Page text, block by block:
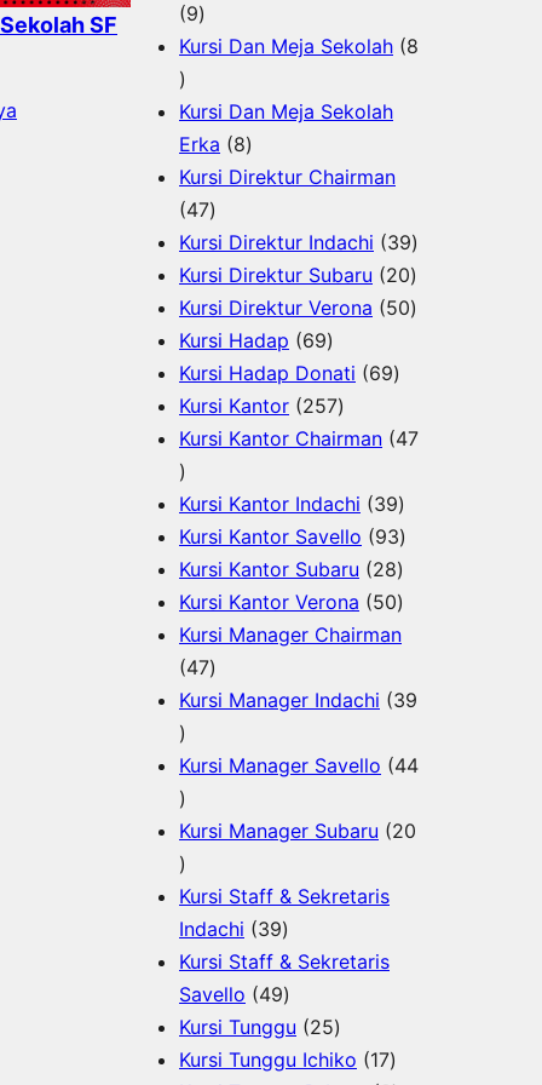
SF
k
u
d
k
o
u
99
P
o
d
u
k
Kursi Dan Meja Sekolah 8
8
P
r
o
d
u
k
Kursi Dan Meja Sekolah
Erka
88
P
o
d
u
k
Kursi Direktur Chairman
474
7
P
r
o
d
u
k
Kursi Direktur Indachi 393
9
P
u
Kursi Direktur Subaru 202
0
d
Kursi Direktur Verona 505
o
Kursi Hadap 696
9
P
r
d
u
k
Kursi Hadap Donati 696
P
o
d
u
k
Kursi Kantor 2572
5
P
r
o
d
u
Kursi Kantor Chairman 47
4
7
P
r
o
d
u
k
Kursi Kantor Indachi 393
9
P
r
o
u
Kursi Kantor Savello 939
3
P
r
d
k
Kursi Kantor Subaru 282
8
P
o
u
Kursi Kantor Verona 505
0
r
d
k
Kursi Manager Chairman
474
7
r
d
k
Kursi Manager Indachi
39
3
9
P
r
o
d
u
k
Kursi Manager Savello
44
4
4
P
r
o
d
u
k
Kursi Manager Subaru
20
2
0
P
r
o
d
u
Kursi Staff & Sekretaris
Indachi
393
9
P
r
o
Kursi Staff & Sekretaris
Savello
494
9
P
Kursi Tunggu 252
5
Kursi Tunggu Ichiko 171